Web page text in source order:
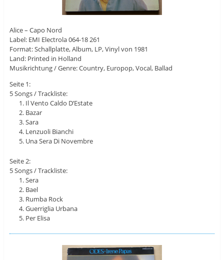
Alice – Capo Nord
Label: EMI Electrola 064-18 261
Format: Schallplatte, Album, LP, Vinyl von 1981
Land: Printed in Holland
Musikrichtung / Genre: Country, Europop, Vocal, Ballad
Seite 1:
5 Songs / Trackliste:
Il Vento Caldo D’Estate
Bazar
Sara
Lenzuoli Bianchi
Una Sera Di Novembre
Seite 2:
5 Songs / Trackliste:
Sera
Bael
Rumba Rock
Guerriglia Urbana
Per Elisa